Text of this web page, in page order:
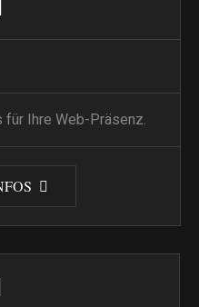
Ihre Web-Präsenz.